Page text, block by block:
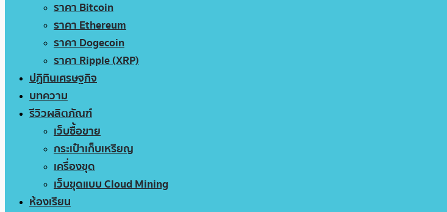
ราคา Bitcoin
ราคา Ethereum
ราคา Dogecoin
ราคา Ripple (XRP)
ปฏิทินเศรษฐกิจ
บทความ
รีวิวผลิตภัณฑ์
เว็บซื้อขาย
กระเป๋าเก็บเหรียญ
เครื่องขุด
เว็บขุดแบบ Cloud Mining
ห้องเรียน